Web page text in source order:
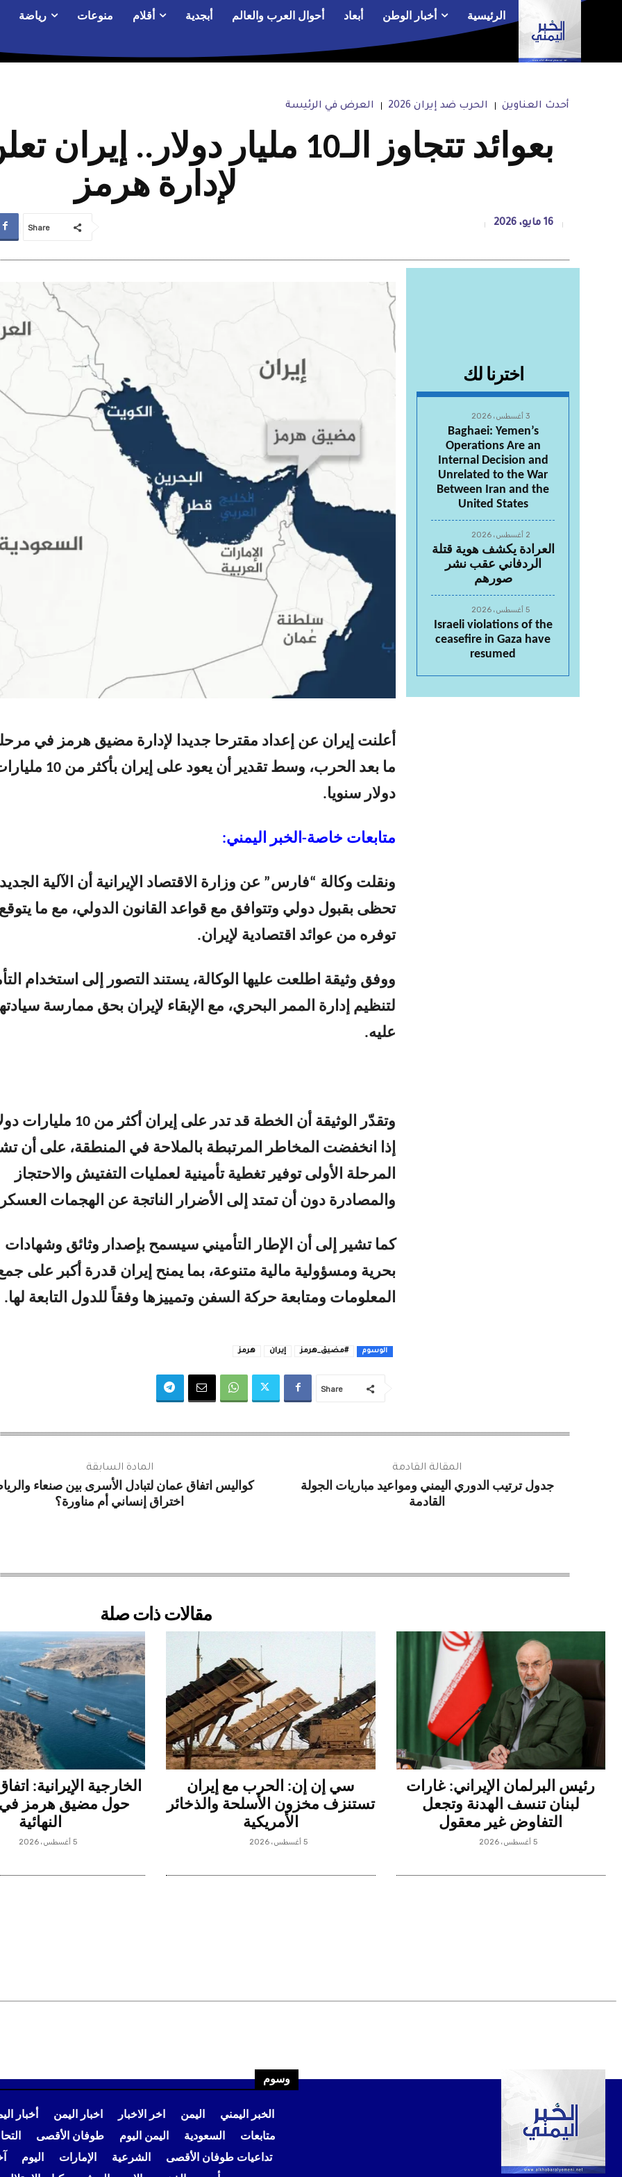
الرئيسية أخبار الوطن أبعاد أحوال العرب والعالم أبجدية أقلام منوعات رياضة
أحدث العناوين الحرب ضد إيران 2026 العرض في الرئيسة
بعوائد تتجاوز الـ10 مليار
لإدارة هرمز
16 مايو، 2026 Share
اخترنا لك
3 أغسطس، 2026
Baghaei: Yemen’s
Operations Are an
Internal Decision and
Unrelated to the War
Between Iran and the
United States
2 أغسطس، 2026
العرادة يكشف هوية قتلة
الردفاني عقب نشر
صورهم
5 أغسطس، 2026
Israeli violations of the
ceasefire in Gaza have
resumed
أعلنت إيران عن إعداد مقترحا جديدا لإدارة مضيق هرمز في
ما بعد الحرب، وسط تقدير أن يعود على إيران بأكثر
دولار سنويا.
متابعات خاصة-الخبر اليمني:
ونقلت وكالة “فارس” عن وزارة الاقتصاد الإيرانية أن الآلية
تحظى بقبول دولي وتتوافق مع قواعد القانون الدولي، مع ما
توفره من عوائد اقتصادية لإيران.
ووفق وثيقة اطلعت عليها الوكالة، يستند التصور إلى استخدام
لتنظيم إدارة الممر البحري، مع الإبقاء لإيران بحق ممارسة
عليه.
وتقدّر الوثيقة أن الخطة قد تدر على إيران أكثر من 10
إذا انخفضت المخاطر المرتبطة بالملاحة في المنطقة، على أن
المرحلة الأولى توفير تغطية تأمينية لعمليات التفتيش والاحتجاز
والمصادرة دون أن تمتد إلى الأضرار الناتجة عن الهجمات
كما تشير إلى أن الإطار التأميني سيسمح بإصدار وثائق وشهادات
بحرية ومسؤولية مالية متنوعة، بما يمنح إيران قدرة أكبر على
المعلومات ومتابعة حركة السفن وتمييزها وفقاً للدول التابعة لها.
الوسوم #مضيق_هرمز إيران هرمز
Share
المادة السابقة
كواليس اتفاق عمان لتبادل الأسرى بين صنعاء
اختراق إنساني أم مناورة؟
المقالة القادمة
جدول ترتيب الدوري اليمني ومواعيد مباريات الجولة
القادمة
مقالات ذات صلة
رئيس البرلمان الإيراني: غارات
لبنان تنسف الهدنة وتجعل
التفاوض غير معقول
5 أغسطس، 2026
سي إن إن: الحرب مع إيران
تستنزف مخزون الأسلحة والذخائر
الأمريكية
5 أغسطس، 2026
الخارجية الإيرانية:
حول مضيق هرمز في
النهائية
5 أغسطس، 2026
وسوم
الخبر اليمني اليمن اخر الاخبار اخبار اليمن
أخبار
متابعات
السعودية اليمن اليوم طوفان الأقصى
تداعيات طوفان الأقصى
الشرعية الإمارات اليوم